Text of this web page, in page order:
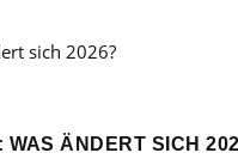
ÄNDERT SICH